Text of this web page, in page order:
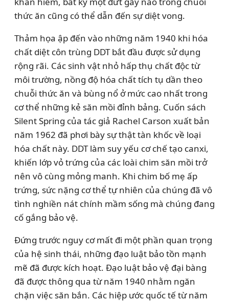
thức ăn cũng có thể dẫn đến sự diệt vong.
Thảm họa ập đến vào những năm 1940 khi hóa
chất diệt côn trùng DDT bắt đầu được sử dụng
rộng rãi. Các sinh vật nhỏ hấp thụ chất độc từ
môi trường, nồng độ hóa chất tích tụ dần theo
chuỗi thức ăn và bùng nổ ở mức cao nhất trong
cơ thể những kẻ săn mồi đỉnh bảng. Cuốn sách
Silent Spring của tác giả Rachel Carson xuất bản
năm 1962 đã phơi bày sự thật tàn khốc về loại
hóa chất này. DDT làm suy yếu cơ chế tạo canxi,
khiến lớp vỏ trứng của các loài chim săn mồi trở
nên vô cùng mỏng manh. Khi chim bố mẹ ấp
trứng, sức nặng cơ thể tự nhiên của chúng đã vô
tình nghiền nát chính mầm sống mà chúng đang
cố gắng bảo vệ.
Đứng trước nguy cơ mất đi một phần quan trọng
của hệ sinh thái, những đạo luật bảo tồn mạnh
mẽ đã được kích hoạt. Đạo luật bảo vệ đại bàng
đã được thông qua từ năm 1940 nhằm ngăn
chặn việc săn bắn. Các hiệp ước quốc tế từ năm